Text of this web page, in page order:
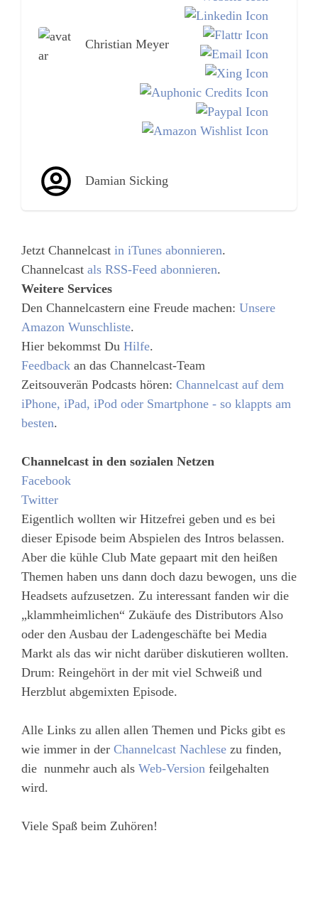
Christian Meyer
Damian Sicking
Jetzt Channelcast in iTunes abonnieren.
Channelcast als RSS-Feed abonnieren.
Weitere Services
Den Channelcastern eine Freude machen: Unsere
Amazon Wunschliste.
Hier bekommst Du Hilfe.
Feedback an das Channelcast-Team
Zeitsouverän Podcasts hören: Channelcast auf dem
iPhone, iPad, iPod oder Smartphone - so klappts am
besten.
Channelcast in den sozialen Netzen
Facebook
Twitter
Eigentlich wollten wir Hitzefrei geben und es bei
dieser Episode beim Abspielen des Intros belassen.
Aber die kühle Club Mate gepaart mit den heißen
Themen haben uns dann doch dazu bewogen, uns die
Headsets aufzusetzen. Zu interessant fanden wir die
„klammheimlichen“ Zukäufe des Distributors Also
oder den Ausbau der Ladengeschäfte bei Media
Markt als das wir nicht darüber diskutieren wollten.
Drum: Reingehört in der mit viel Schweiß und
Herzblut abgemixten Episode.
Alle Links zu allen allen Themen und Picks gibt es
wie immer in der Channelcast Nachlese zu finden,
die nunmehr auch als Web-Version feilgehalten
wird.
Viele Spaß beim Zuhören!